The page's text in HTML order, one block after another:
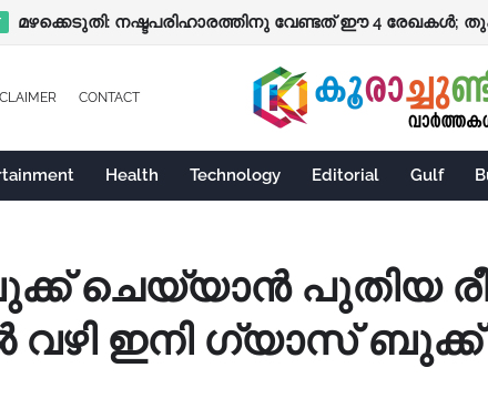
മഴക്കെടുതി: നഷ്ടപരിഹാരത്തിനു വേണ്ടത് ഈ 4 രേഖകൾ; തുക
CONTACT
Health Technology Editorial Gulf
ചെയ്യാൻ പുതിയ
വഴി ഇനി ഗ്യാസ് ബുക്ക്